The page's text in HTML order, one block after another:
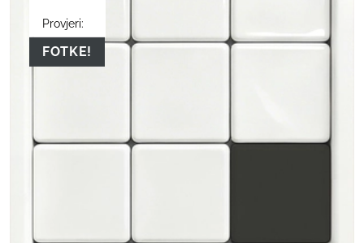
Provjeri:
FOTKE!